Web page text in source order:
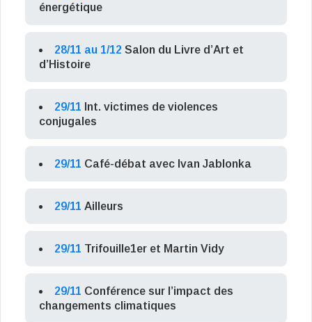
énergétique
28/11 au 1/12 Salon du Livre d’Art et
d’Histoire
29/11 Int. victimes de violences
conjugales
29/11 Café-débat avec Ivan Jablonka
29/11 Ailleurs
29/11 Trifouille1er et Martin Vidy
29/11 Conférence sur l’impact des
changements climatiques